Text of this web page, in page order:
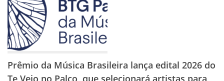
Prêmio da Música Brasileira lança edital 2026 do
Te Vejo no Palco, que selecionará artistas para